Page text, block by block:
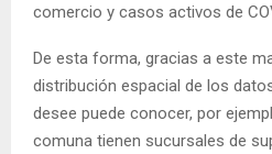
comercio y casos activos de
De esta forma, gracias a este
distribución espacial de los
desee puede conocer, por
comuna tienen sucursales de